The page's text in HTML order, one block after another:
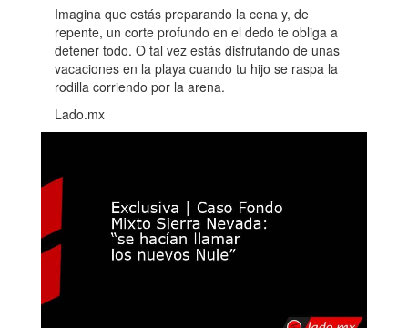
Imagina que estás preparando la cena y, de
repente, un corte profundo en el dedo te obliga a
detener todo. O tal vez estás disfrutando de unas
vacaciones en la playa cuando tu hijo se raspa la
rodilla corriendo por la arena.
Lado.mx